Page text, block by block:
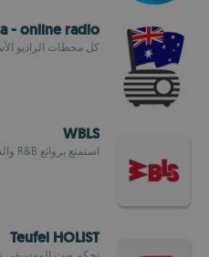
- online radio
كل محطات الراديو
WBLS
استمتع بروائع R&B والسول والهيب هوب على أفضل تطبيق راديو
Teufel HOLIST